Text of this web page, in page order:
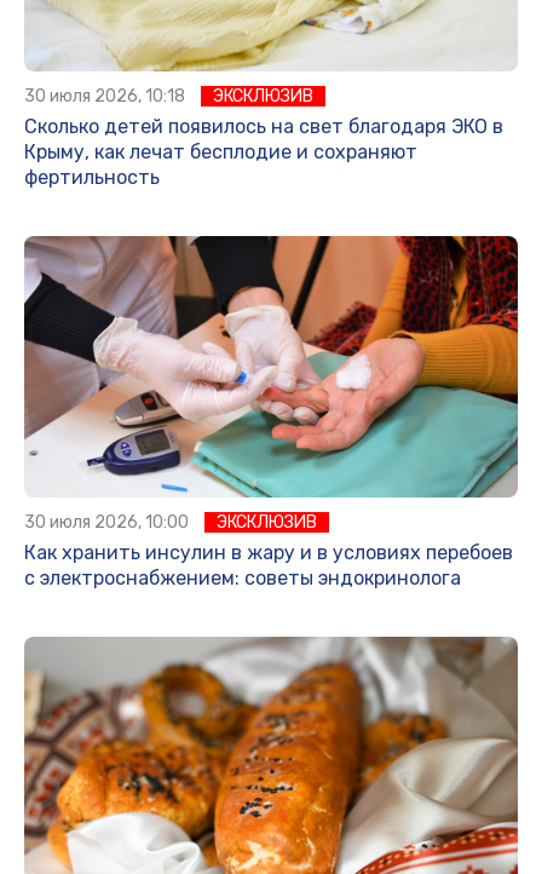
30 июля 2026, 10:18 ЭКСКЛЮЗИВ
Сколько детей появилось на свет благодаря ЭКО в
Крыму, как лечат бесплодие и сохраняют
фертильность
30 июля 2026, 10:00 ЭКСКЛЮЗИВ
Как хранить инсулин в жару и в условиях перебоев
с электроснабжением: советы эндокринолога